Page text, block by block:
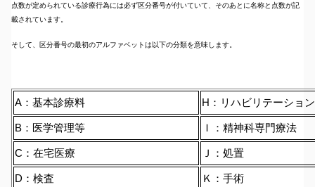
点数が定められている診療行為には必ず区分番号が付いていて、そのあとに名称と点数が記
載されています。
そして、区分番号の最初のアルファベットは以下の分類を意味します。
A：基本診療料 H：リハビリテーション
B：医学管理等 Ｉ：精神科専門療法
C：在宅医療 Ｊ：処置
D：検査 Ｋ：手術